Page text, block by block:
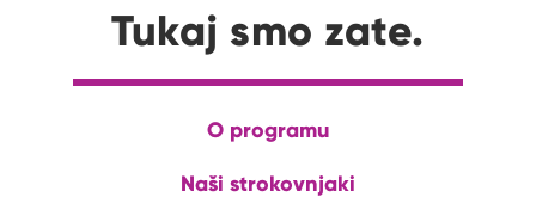
Tukaj smo zate.
O programu
Naši strokovnjaki